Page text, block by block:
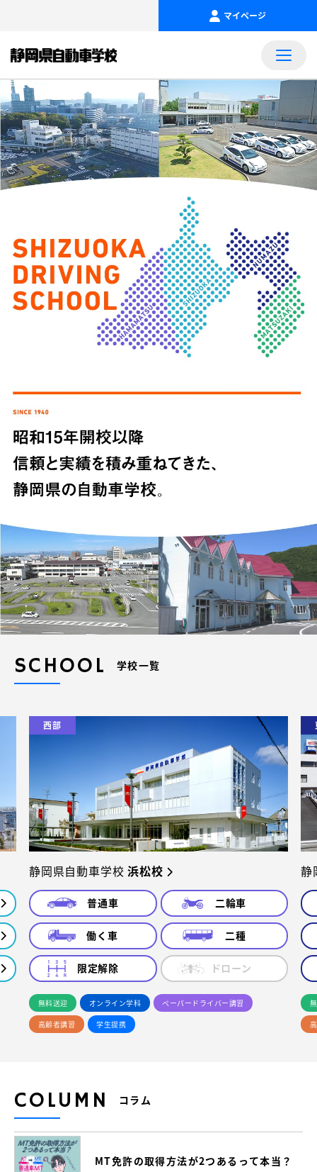
マイページ
SCHOOL 学校一覧
西部
静岡県自動車学校浜松校
普通車 二輪車
働く車 二種
限定解除 ドローン
無料送迎 オンライン学科
ペーパードライバー講習
高齢者講習
学生提携
静
COLUMN コラム
MT免許の取得方法が2つあるって本当？